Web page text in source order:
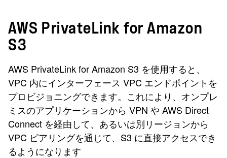
AWS PrivateLink for Amazon
S3
AWS PrivateLink for Amazon S3 を使用すると、
VPC 内にインターフェース VPC エンドポイントを
プロビジョニングできます。これにより、オンプレ
ミスのアプリケーションから VPN や AWS Direct
Connect を経由して、あるいは別リージョンから
VPC ピアリングを通じて、S3 に直接アクセスでき
るようになります